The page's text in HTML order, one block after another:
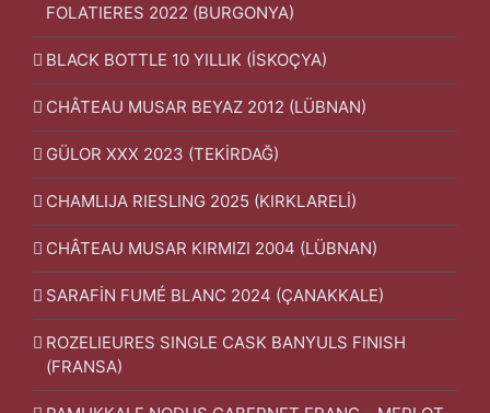
FOLATIERES 2022 (BURGONYA)
BLACK BOTTLE 10 YILLIK (İSKOÇYA)
CHÂTEAU MUSAR BEYAZ 2012 (LÜBNAN)
GÜLOR XXX 2023 (TEKİRDAĞ)
CHAMLIJA RIESLING 2025 (KIRKLARELİ)
CHÂTEAU MUSAR KIRMIZI 2004 (LÜBNAN)
SARAFİN FUMÉ BLANC 2024 (ÇANAKKALE)
ROZELIEURES SINGLE CASK BANYULS FINISH
(FRANSA)